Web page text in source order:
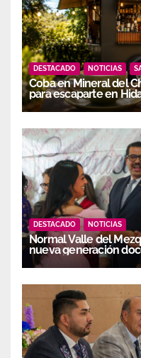
DESTACADO NOTICIAS
Coba en Mineral del
para escaparte en
DESTACADO NOTICIAS
Normal Valle del
nueva generación